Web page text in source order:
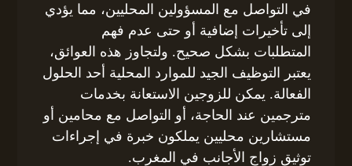
في التواصل مع المسؤولين المحليين، مما يؤدي
إلى تأخيرات إضافية أو حتى عدم فهم
المتطلبات بشكل صحيح. ولتجاوز هذه العوائق،
يعتبر التوظيف الجيد للموارد المحلية أحد الحلول
الفعالة. يمكن للزوجين الاستعانة بخدمات
مترجمين عند الحاجة، أو التواصل مع محامين أو
مستشارين محليين يملكون خبرة في إجراءات
توثيق زواج الأجانب في المغرب.